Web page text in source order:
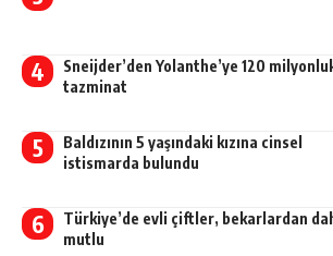
Sneijder’den Yolanthe’ye 120
tazminat
Baldızının 5 yaşındaki kızına cinsel
istismarda bulundu
Türkiye’de evli çiftler, bekarlardan
mutlu